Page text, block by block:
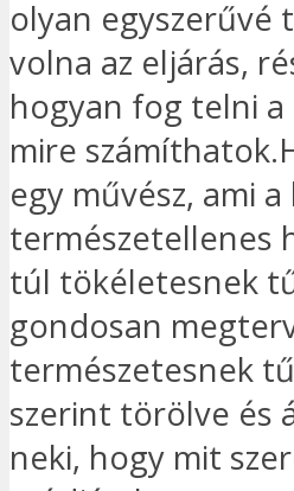
olyan
volna az eljárás,
hogyan fog telni
mire
egy művész, ami
természetellenes
túl tökéletesnek
gondosan
természetesnek
szerint törölve és
neki, hogy mit